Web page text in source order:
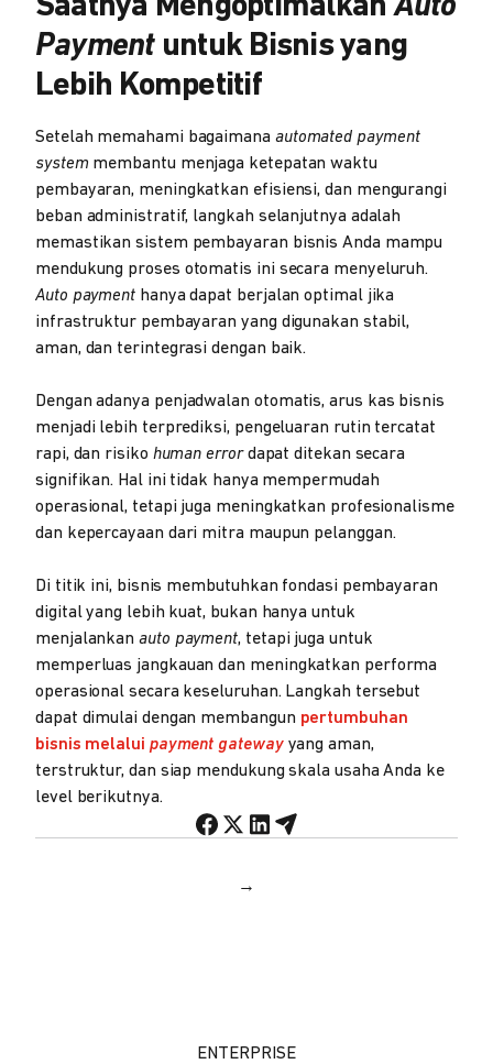
Saatnya MengoptimalkanAuto
Payment untuk Bisnis yang
Lebih Kompetitif
Setelah memahami bagaimana automated payment
system membantu menjaga ketepatan waktu
pembayaran, meningkatkan efisiensi, dan mengurangi
beban administratif, langkah selanjutnya adalah
memastikan sistem pembayaran bisnis Anda mampu
mendukung proses otomatis ini secara menyeluruh.
Auto payment hanya dapat berjalan optimal jika
infrastruktur pembayaran yang digunakan stabil,
aman, dan terintegrasi dengan baik.
Dengan adanya penjadwalan otomatis, arus kas bisnis
menjadi lebih terprediksi, pengeluaran rutin tercatat
rapi, dan risiko human errordapat ditekan secara
signifikan. Hal ini tidak hanya mempermudah
operasional, tetapi juga meningkatkan profesionalisme
dan kepercayaan dari mitra maupun pelanggan.
Di titik ini, bisnis membutuhkan fondasi pembayaran
digital yang lebih kuat, bukan hanya untuk
menjalankan auto payment, tetapi juga untuk
memperluas jangkauan dan meningkatkan performa
operasional secara keseluruhan. Langkah tersebut
dapat dimulai dengan membangun pertumbuhan
bisnis melalui payment gatewayyang aman,
terstruktur, dan siap mendukung skala usaha Anda ke
level berikutnya.
→
ENTERPRISE